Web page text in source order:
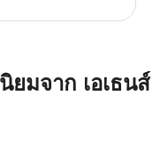
ยมจาก เอเธนส์